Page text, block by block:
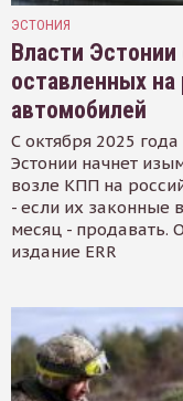
ЭСТОНИЯ
Власти
оставленных на
автомобилей
С октября 2025
Эстонии начнет
возле КПП на
- если их законные
месяц - продавать.
издание ERR